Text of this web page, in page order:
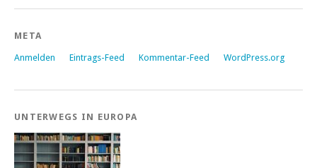
META
Anmelden Eintrags-Feed Kommentar-Feed WordPress.org
UNTERWEGS IN EUROPA